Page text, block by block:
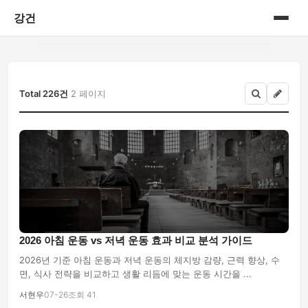
강건
게시판
Total 226건 2 페이지
2026 아침 운동 vs 저녁 운동 효과 비교 분석 가이드
2026년 기준 아침 운동과 저녁 운동의 체지방 감량, 근력 향상, 수
면, 식사 전략을 비교하고 생활 리듬에 맞는 운동 시간을 ...
서현우07-26조회 41